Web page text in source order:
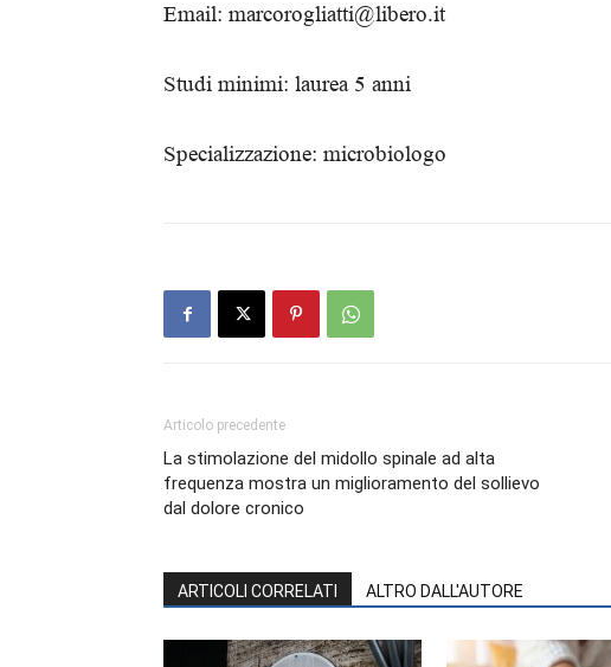
Email: marcorogliatti@libero.it
Studi minimi: laurea 5 anni
Specializzazione: microbiologo
Articolo precedente
La stimolazione del midollo spinale ad alta
frequenza mostra un miglioramento del sollievo
dal dolore cronico
ARTICOLI CORRELATI ALTRO DALL'AUTORE